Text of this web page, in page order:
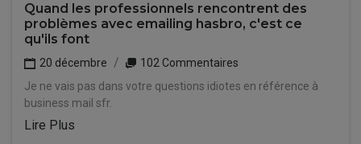
Quand les professionnels rencontrent des
problèmes avec emailing hasbro, c'est ce
qu'ils font
20 décembre
102 Commentaires
Je ne vais pas dans votre questions idiotes en référence à
business mail sfr.
Lire Plus